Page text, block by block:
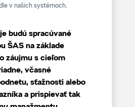
v našich systémoch.
budú spracúvané
ŠAS na základe
záujmu s cieľom
včasné
sťažnosti alebo
a prispievať tak